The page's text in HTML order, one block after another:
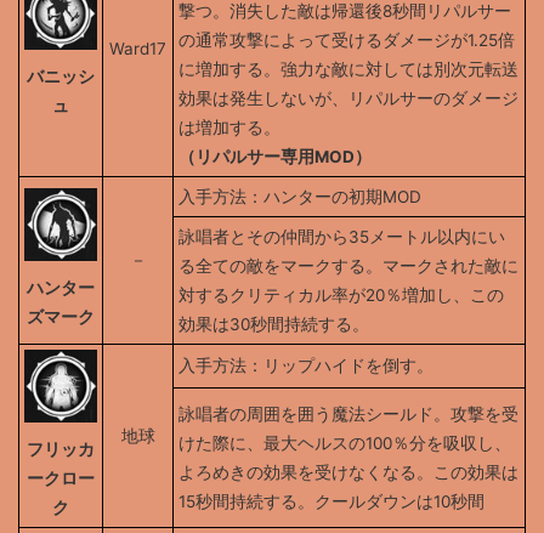
バニッシ
ュ
Ward17
撃つ。消失した敵は帰還後8秒間リパルサー
の通常攻撃によって受けるダメージが1.25倍
に増加する。強力な敵に対しては別次元転送
効果は発生しないが、リパルサーのダメージ
は増加する。
（リパルサー専用MOD）
ハンター
ズマーク
－
入手方法：ハンターの初期MOD
詠唱者とその仲間から35メートル以内にい
る全ての敵をマークする。マークされた敵に
対するクリティカル率が20％増加し、この
効果は30秒間持続する。
フリッカ
ークロー
ク
地球
入手方法：リップハイドを倒す。
詠唱者の周囲を囲う魔法シールド。攻撃を受
けた際に、最大ヘルスの100％分を吸収し、
よろめきの効果を受けなくなる。この効果は
15秒間持続する。クールダウンは10秒間